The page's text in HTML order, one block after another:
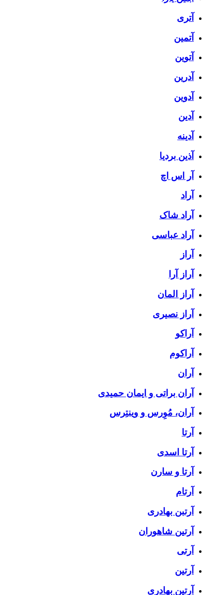
آتری
آتمین
آتوین
آدرین
آدوین
آدین
آدینه
آذین بردیا
آر اس اچ
آراد
آراد شاک
آراد عباسی
آراز
آراز آرا
آراز المان
آراز نصیری
آراکو
آراکوم
آران
آران براتی و ایمان حمیدی
آران، مُوِرس و وینتِرس
آرتا
آرتا اسدی
آرتا و سارن
آرتام
آرتبن بهادری
آرتين شاهوران
آرتی
آرتین
آرتین بهادری